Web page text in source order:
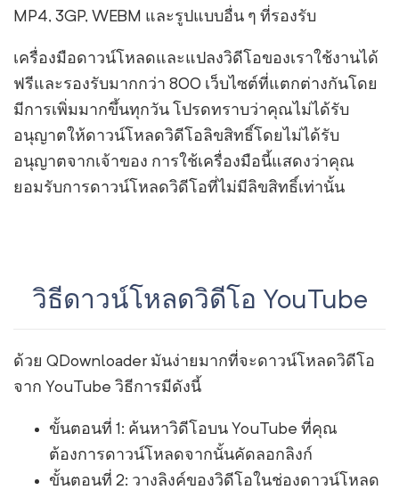
MP4, 3GP, WEBM และรูปแบบอื่น ๆ ที่รองรับ
เครื่องมือดาวน์โหลดและแปลงวิดีโอของเราใช้งานได้
ฟรีและรองรับมากกว่า 800 เว็บไซต์ที่แตกต่างกันโดย
มีการเพิ่มมากขึ้นทุกวัน โปรดทราบว่าคุณไม่ได้รับ
อนุญาตให้ดาวน์โหลดวิดีโอลิขสิทธิ์โดยไม่ได้รับ
อนุญาตจากเจ้าของ การใช้เครื่องมือนี้แสดงว่าคุณ
ยอมรับการดาวน์โหลดวิดีโอที่ไม่มีลิขสิทธิ์เท่านั้น
วิธีดาวน์โหลดวิดีโอ YouTube
ด้วย QDownloader มันง่ายมากที่จะดาวน์โหลดวิดีโอ
จาก YouTube วิธีการมีดังนี้
ขั้นตอนที่ 1: ค้นหาวิดีโอบน YouTube ที่คุณ
ต้องการดาวน์โหลดจากนั้นคัดลอกลิงก์
ขั้นตอนที่ 2: วางลิงค์ของวิดีโอในช่องดาวน์โหลด